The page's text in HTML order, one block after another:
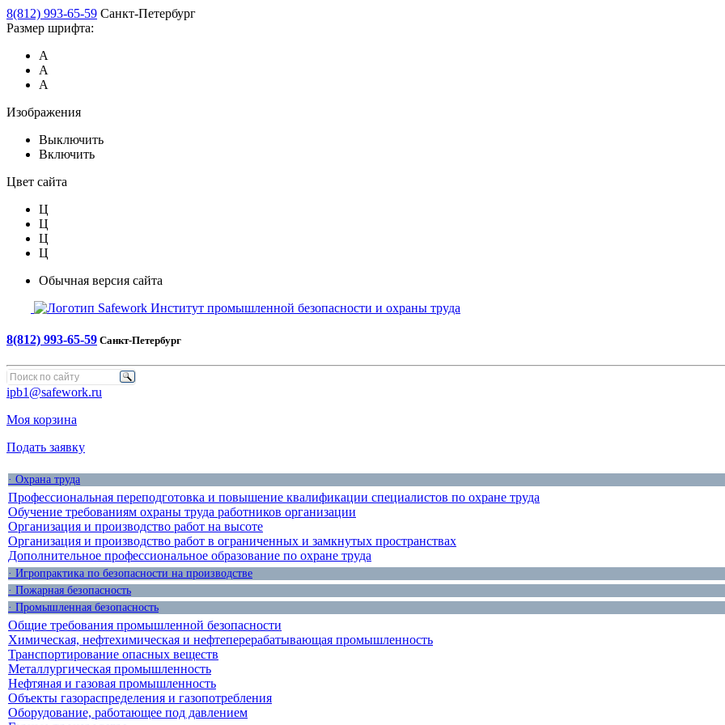
8(812) 993-65-59 Санкт-Петербург
Размер шрифта:
А
А
А
Изображения
Выключить
Включить
Цвет сайта
Ц
Ц
Ц
Ц
Обычная версия сайта
Safework Институт промышленной безопасности и охраны труда
8(812) 993-65-59 Санкт-Петербург
ipb1@safework.ru
Моя корзина
Подать заявку
· Охрана труда
Профессиональная переподготовка и повышение квалификации специалистов по охране труда
Обучение требованиям охраны труда работников организации
Организация и производство работ на высоте
Организация и производство работ в ограниченных и замкнутых пространствах
Дополнительное профессиональное образование по охране труда
· Игропрактика по безопасности на производстве
· Пожарная безопасность
· Промышленная безопасность
Общие требования промышленной безопасности
Химическая, нефтехимическая и нефтеперерабатывающая промышленность
Транспортирование опасных веществ
Металлургическая промышленность
Нефтяная и газовая промышленность
Объекты газораспределения и газопотребления
Оборудование, работающее под давлением